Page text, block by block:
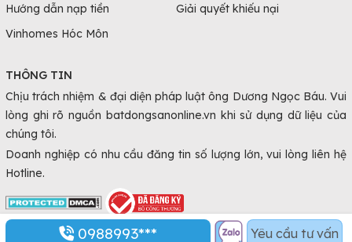
0988993*** Yêu cầu tư vấn
Hướng dẫn nạp tiền
Vinhomes Hóc Môn
Giải quyết khiếu nại
THÔNG TIN
Chịu trách nhiệm & đại diện pháp luật ông Dương Ngọc Báu. Vui
lòng ghi rõ nguồn batdongsanonline.vn khi sử dụng dữ liệu của
chúng tôi.
Doanh nghiệp có nhu cầu đăng tin số lượng lớn, vui lòng liên hệ
Hotline.